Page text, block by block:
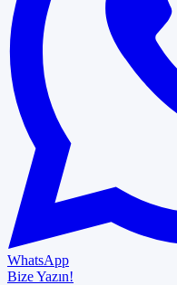
WhatsApp
Bize Yazın!